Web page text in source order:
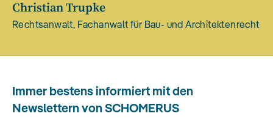
Christian Trupke
Rechtsanwalt, Fachanwalt für Bau- und Architektenrecht
Immer bestens informiert mit den
Newslettern von SCHOMERUS